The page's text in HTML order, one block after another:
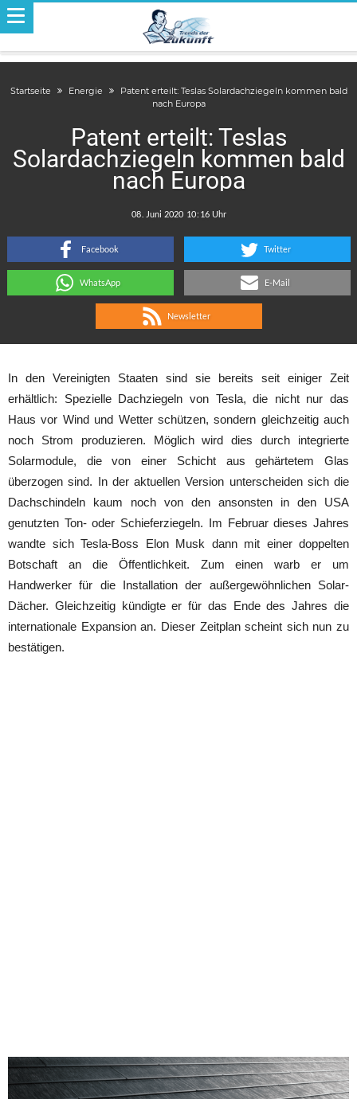
Startseite Energie
Patent erteilt: Teslas Solardachziegeln kommen bald
nach Europa
Patent erteilt: Teslas
Solardachziegeln kommen bald
nach Europa
:
Facebook Twitter
WhatsApp E-Mail
Newsletter
In den Vereinigten Staaten sind sie bereits seit einiger Zeit
erhältlich: Spezielle Dachziegeln von Tesla, die nicht nur das
Haus vor Wind und Wetter schützen, sondern gleichzeitig auch
noch Strom produzieren. Möglich wird dies durch integrierte
Solarmodule, die von einer Schicht aus gehärtetem Glas
überzogen sind. In der aktuellen Version unterscheiden sich die
Dachschindeln kaum noch von den ansonsten in den USA
genutzten Ton- oder Schieferziegeln. Im Februar dieses Jahres
wandte sich Tesla-Boss Elon Musk dann mit einer doppelten
Botschaft an die Öffentlichkeit. Zum einen warb er um
Handwerker für die Installation der außergewöhnlichen Solar-
Dächer. Gleichzeitig kündigte er für das Ende des Jahres die
internationale Expansion an. Dieser Zeitplan scheint sich nun zu
bestätigen.